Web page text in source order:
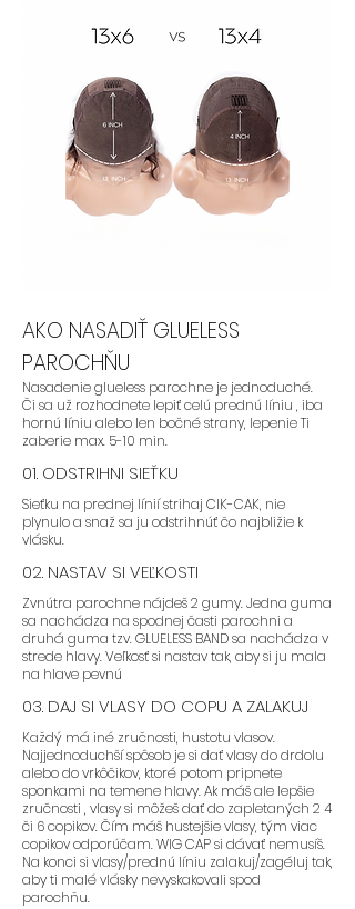
AKO NASADIŤ GLUELESS
PAROCHŇU
Nasadenie glueless parochne je jednoduché.
Či sa už rozhodnete lepiť celú prednú líniu , iba
hornú líniu alebo len bočné strany, lepenie Ti
zaberie max. 5-10 min.
01. ODSTRIHNI SIEŤKU
Sieťku na prednej línií strihaj CIK-CAK, nie
plynulo a snaž sa ju odstrihnúť čo najbližie k
vlásku.
02. NASTAV SI VEĽKOSTI
Zvnútra parochne nájdeš 2 gumy. Jedna guma
sa nachádza na spodnej časti parochni a
druhá guma tzv. GLUELESS BAND sa nachádza v
strede hlavy. Veľkosť si nastav tak, aby si ju mala
na hlave pevnú
03. DAJ SI VLASY DO COPU A ZALAKUJ
Každý má iné zručnosti, hustotu vlasov.
Najjednoduchší spôsob je si dať vlasy do drdolu
alebo do vrkôčikov, ktoré potom pripnete
sponkami na temene hlavy. Ak máš ale lepšie
zručnosti , vlasy si môžeš dať do zapletaných 2 4
či 6 copikov. Čím máš hustejšie vlasy, tým viac
copikov odporúčam. WIG CAP si dávať nemusíš.
Na konci si vlasy/prednú líniu zalakuj/zagéluj tak,
aby ti malé vlásky nevyskakovali spod
parochňu.